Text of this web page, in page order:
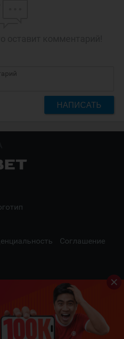
НАПИСАТЬ
Соглашение